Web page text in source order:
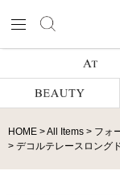
HOME All Items
フォ
デコルテレースロング